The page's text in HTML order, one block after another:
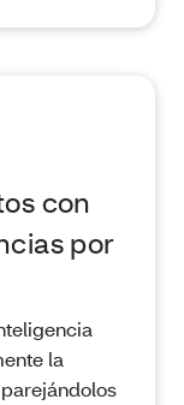
con
por
la